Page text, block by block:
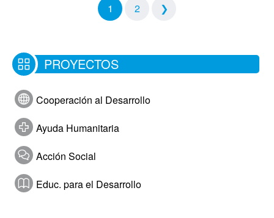
1 2 ❯
PROYECTOS
Cooperación al Desarrollo
Ayuda Humanitaria
Acción Social
Educ. para el Desarrollo